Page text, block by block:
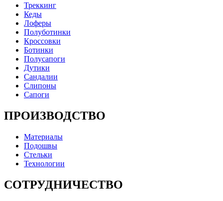
Треккинг
Кеды
Лоферы
Полуботинки
Кроссовки
Ботинки
Полусапоги
Дутики
Сандалии
Слипоны
Сапоги
ПРОИЗВОДСТВО
Материалы
Подошвы
Стельки
Технологии
СОТРУДНИЧЕСТВО